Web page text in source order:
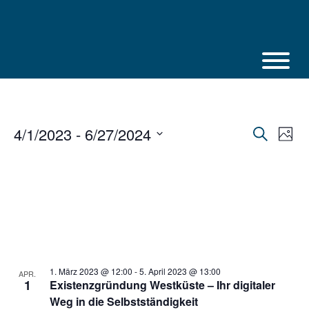
Suche
SuchePhoto
4/1/2023 - 6/27/2024
APR.
1
1. März 2023 @ 12:00 -5. April 2023 @ 13:00
Existenzgründung Westküste – Ihr digitaler
Weg in die Selbstständigkeit